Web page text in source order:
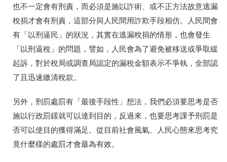
也不一定會有刑責，而必須是施以詐術、或不正方法故意逃漏
稅捐才會有刑責，這部分與人民間用詐欺手段相仿。人民間會
有「以刑逼民」的狀況，其實在逃漏稅捐的情形，也會發生
「以刑逼稅」的問題，譬如，人民會為了避免被移送或爭取緩
起訴，對於稅局或調查局認定的漏稅金額表示不爭執，全部認
了且迅速繳清稅款。
另外，刑罰處罰有「最後手段性」想法，我們必須要思考是否
施以行政罰鍰就可以達到目的，反過來，也要思考課予刑罰是
否可以使目的獲得滿足。從目前社會風氣、人民心態來思考究
竟什麼樣的處罰才會最為有效。